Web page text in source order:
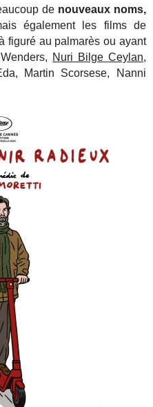
de nouveaux noms,
également les films de
figuré au palmarès ou ayant
Nuri Bilge Ceylan,
Martin Scorsese, Nanni